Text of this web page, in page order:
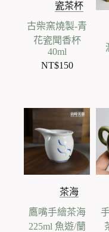
瓷茶杯
古柴窯燒製-青
花瓷聞香杯
40ml
NT$150
茶海
鷹嘴手繪茶海
225ml 魚遊/蘭